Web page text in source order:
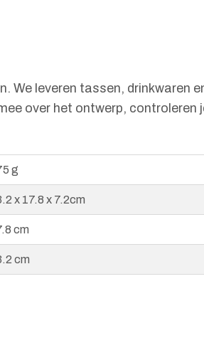
leveren tassen, drinkwaren
over het ontwerp,
g
x 17.8 x 7.2cm
cm
cm